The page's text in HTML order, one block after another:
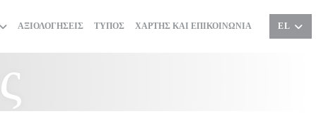
ΑΞΙΟΛΟΓΉΣΕΙΣ ΤΎΠΟΣ ΧΆΡΤΗΣ ΚΑΙ ΕΠΙΚΟΙΝΩΝΊΑ EL